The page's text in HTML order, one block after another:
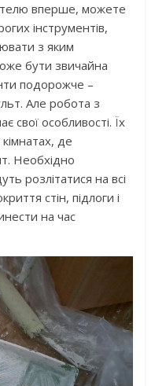
вперше, можете
інструментів,
з яким
бути звичайна
подорожче –
Але робота з
свої особливості. Їх
де
Необхідно
розлітатися на всі
стін, підлоги і
на час